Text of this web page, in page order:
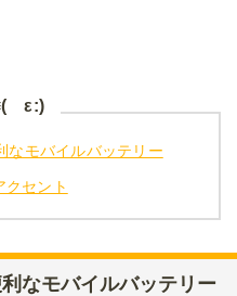
ε:)
なモバイルバッテリー
クセント
なモバイルバッテリー